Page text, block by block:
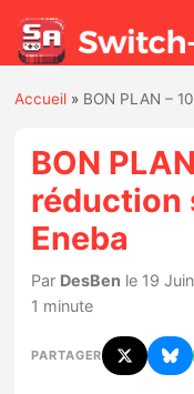
Actualités
Hardware
Mises à jour
Accueil » BON PLAN –
BON
réduction
Eneba
Par DesBen le 19
1 minute
PARTAGER